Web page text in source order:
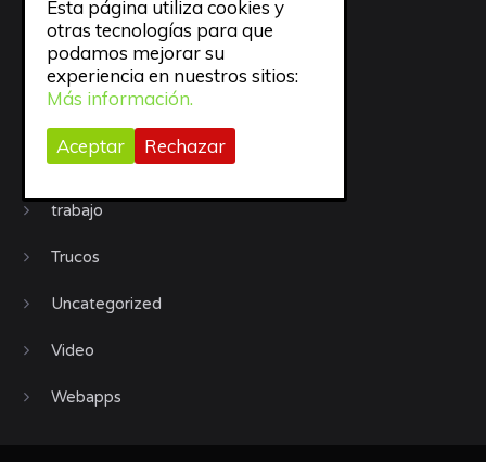
Productividad
Recursos
todo
trabajo
Trucos
Uncategorized
Video
Webapps
Esta página utiliza cookies y
otras tecnologías para que
podamos mejorar su
experiencia en nuestros sitios:
Más información.
Aceptar Rechazar